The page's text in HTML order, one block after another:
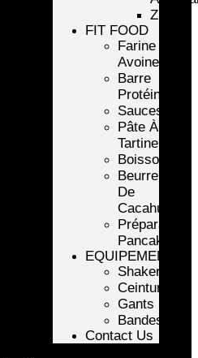
ZMA
FIT FOOD
Farine
Avoine/Riz
Barre
Protéinée
Sauces
Pâte À
Tartiner
Boissons
Beurre
De
Cacahuète
Préparation
Pancake
EQUIPEMENTS
Shakers
Ceintures
Gants
Bandes
Contact Us